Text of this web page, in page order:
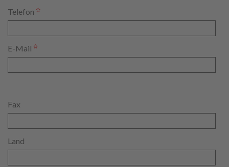
Telefon
E-Mail
Fax
Land